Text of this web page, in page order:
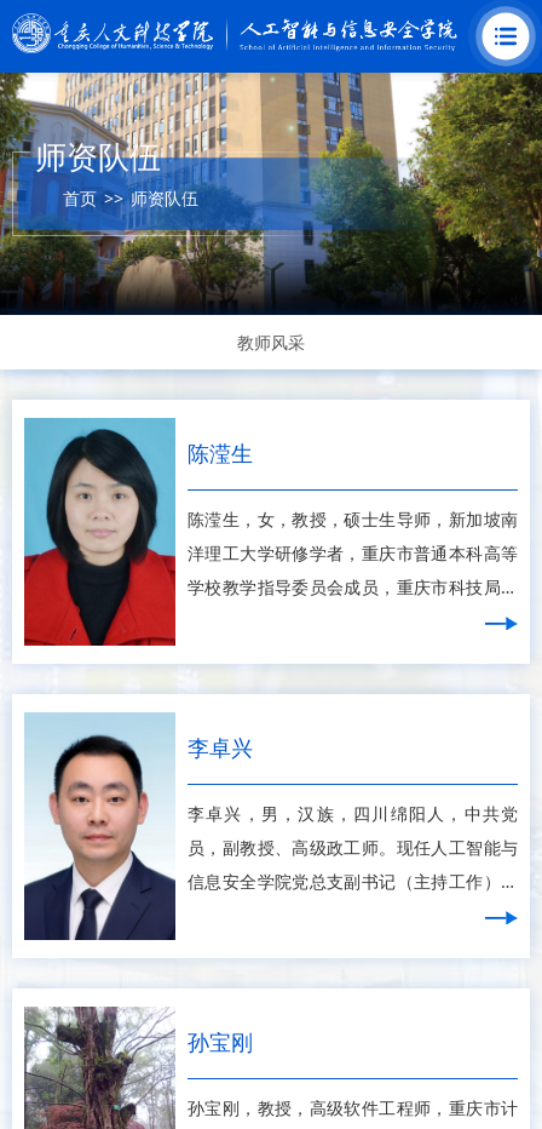
师资队伍
首页>>师资队伍
教师风采
陈滢生
陈滢生，女，教授，硕士生导师，新加坡南
洋理工大学研修学者，重庆市普通本科高等
学校教学指导委员会成员，重庆市科技局专
家库专家，全国职业院校技能大赛专家库成
带头人，市级一流课程负责人；校级一流教
李卓兴
李卓兴，男，汉族，四川绵阳人，中共党
员，副教授、高级政工师。现任人工智能与
信息安全学院党总支副书记（主持工作）、
副院长。主持学院党总支工作，全面负责党
全稳定、意识形态、师德师风、统战群团
孙宝刚
孙宝刚，教授，高级软件工程师，重庆市计